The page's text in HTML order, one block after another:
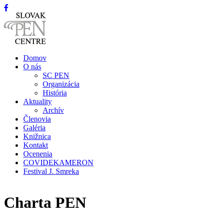
Domov
O nás
SC PEN
Organizácia
História
Aktuality
Archív
Členovia
Galéria
Knižnica
Kontakt
Ocenenia
COVIDEKAMERON
Festival J. Smreka
Charta PEN